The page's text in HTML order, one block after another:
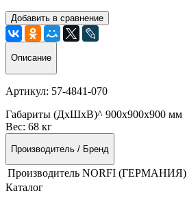
Добавить в сравнение
Описание
Артикул: 57-4841-070
Габариты (ДхШхВ)^ 900х900х900 мм
Вес: 68 кг
Производитель / Бренд
Производитель NORFI (ГЕРМАНИЯ)
Каталог